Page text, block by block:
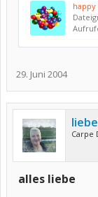
happy
29. Juni 2004
Carpe
alles liebe